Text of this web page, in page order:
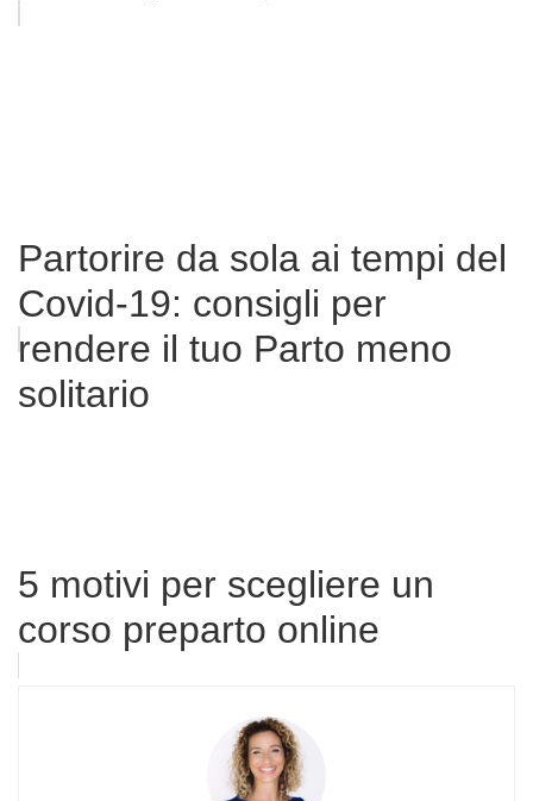
Partorire da sola ai tempi del
Covid-19: consigli per
rendere il tuo Parto meno
solitario
5 motivi per scegliere un
corso preparto online